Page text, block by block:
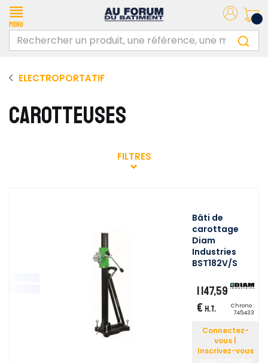
Menu
ELECTROPORTATIF
CAROTTEUSES
FILTRES
Bâti de
carottage
Diam
Industries
BST182V/S
1 147,59
€ H.T.
Chrono :
745433
Connectez-
vous |
Inscrivez-vous